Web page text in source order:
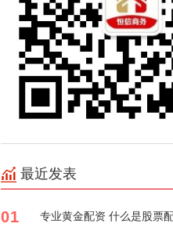
最近发表
01 专业黄金配资 什么是股票